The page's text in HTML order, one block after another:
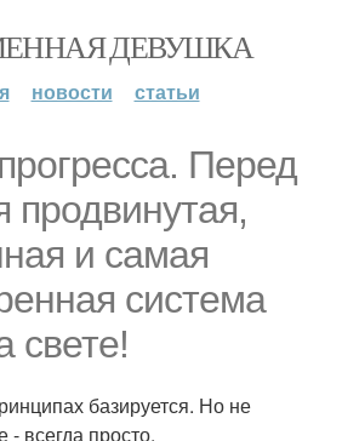
ДЕВУШКА
новости статьи
Перед
продвинутая,
и самая
система
свете!
базируется. Но не
- всегда просто.